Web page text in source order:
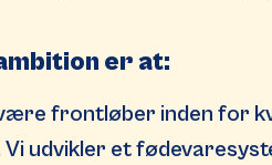
er at:
frontløber inden for
udvikler et